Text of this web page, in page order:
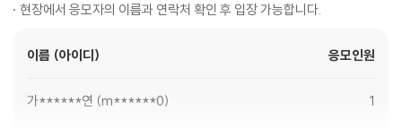
현장에서 응모자의 이름과 연락처 확인 후 입장 가능합니다.
이름 (아이디) 응모인원
가******연 m******0 1